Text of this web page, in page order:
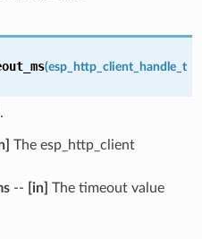
(esp_http_client_handle_t
The esp_http_client
-- [in] The timeout value